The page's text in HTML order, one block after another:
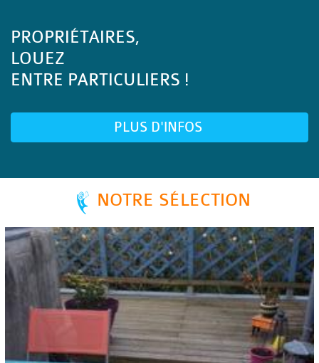
PROPRIÉTAIRES,
LOUEZ
ENTRE PARTICULIERS !
PLUS D'INFOS
NOTRE SÉLECTION